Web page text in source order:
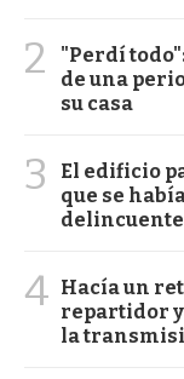
2
"Perdí
de una
su casa
3
El edificio
que se
4 Hacía un
repartidor y
la